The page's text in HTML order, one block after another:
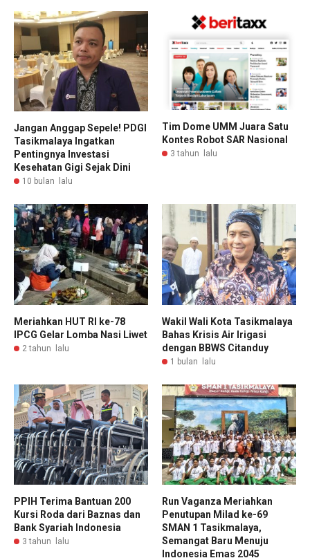
Jangan Anggap Sepele! PDGI
Tasikmalaya Ingatkan
Pentingnya Investasi
Kesehatan Gigi Sejak Dini
10 bulan lalu
Tim Dome UMM Juara Satu
Kontes Robot SAR Nasional
3 tahun lalu
Meriahkan HUT RI ke-78
IPCG Gelar Lomba Nasi Liwet
2 tahun lalu
Wakil Wali Kota Tasikmalaya
Bahas Krisis Air Irigasi
dengan BBWS Citanduy
1 bulan lalu
PPIH Terima Bantuan 200
Kursi Roda dari Baznas dan
Bank Syariah Indonesia
3 tahun lalu
Run Vaganza Meriahkan
Penutupan Milad ke-69
SMAN 1 Tasikmalaya,
Semangat Baru Menuju
Indonesia Emas 2045